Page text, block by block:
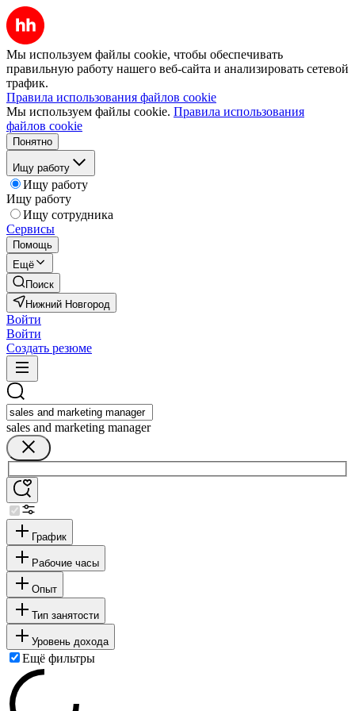
Мы используем файлы cookie, чтобы обеспечивать
правильную работу нашего веб-сайта и анализировать сетевой
трафик.
Правила использования файлов cookie
Мы используем файлы cookie. Правила использования
файлов cookie
Понятно
Ищу работу
Ищу работу
Ищу работу
Ищу сотрудника
Сервисы
Помощь
Ещё
Поиск
Нижний Новгород
Войти
Войти
Создать резюме
sales and marketing manager
График
Рабочие часы
Опыт
Тип занятости
Уровень дохода
Ещё фильтры